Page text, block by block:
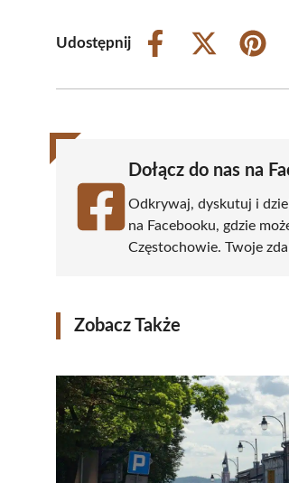
Udostępnij
Share
Share
(Twitter)
Share
Dołącz do nas na
Odkrywaj, dyskutuj i
na Facebooku, gdzie
Częstochowie. Twoje
Zobacz Także